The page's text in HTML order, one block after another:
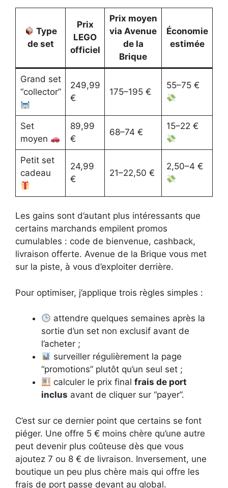
Type
de set
Prix
LEGO
officiel
Prix moyen
via Avenue
de la
Brique
Économie
estimée
Grand set
“collector”
249,99
€
175–195 €
55–75 €
Set
moyen
89,99
€
68–74 €
15–22 €
Petit set
cadeau
24,99
€
21–22,50 €
2,50–4 €
Les gains sont d’autant plus intéressants que
certains marchands empilent promos
cumulables : code de bienvenue, cashback,
livraison offerte. Avenue de la Brique vous met
sur la piste, à vous d’exploiter derrière.
Pour optimiser, j’applique trois règles simples :
attendre quelques semaines après la
sortie d’un set non exclusif avant de
l’acheter ;
surveiller régulièrement la page
“promotions” plutôt qu’un seul set ;
calculer le prix finalfrais de port
inclus avant de cliquer sur “payer”.
C’est sur ce dernier point que certains se font
piéger. Une offre 5 € moins chère qu’une autre
peut devenir plus coûteuse dès que vous
ajoutez 7 ou 8 € de livraison. Inversement, une
boutique un peu plus chère mais qui offre les
frais de port passe devant au global.